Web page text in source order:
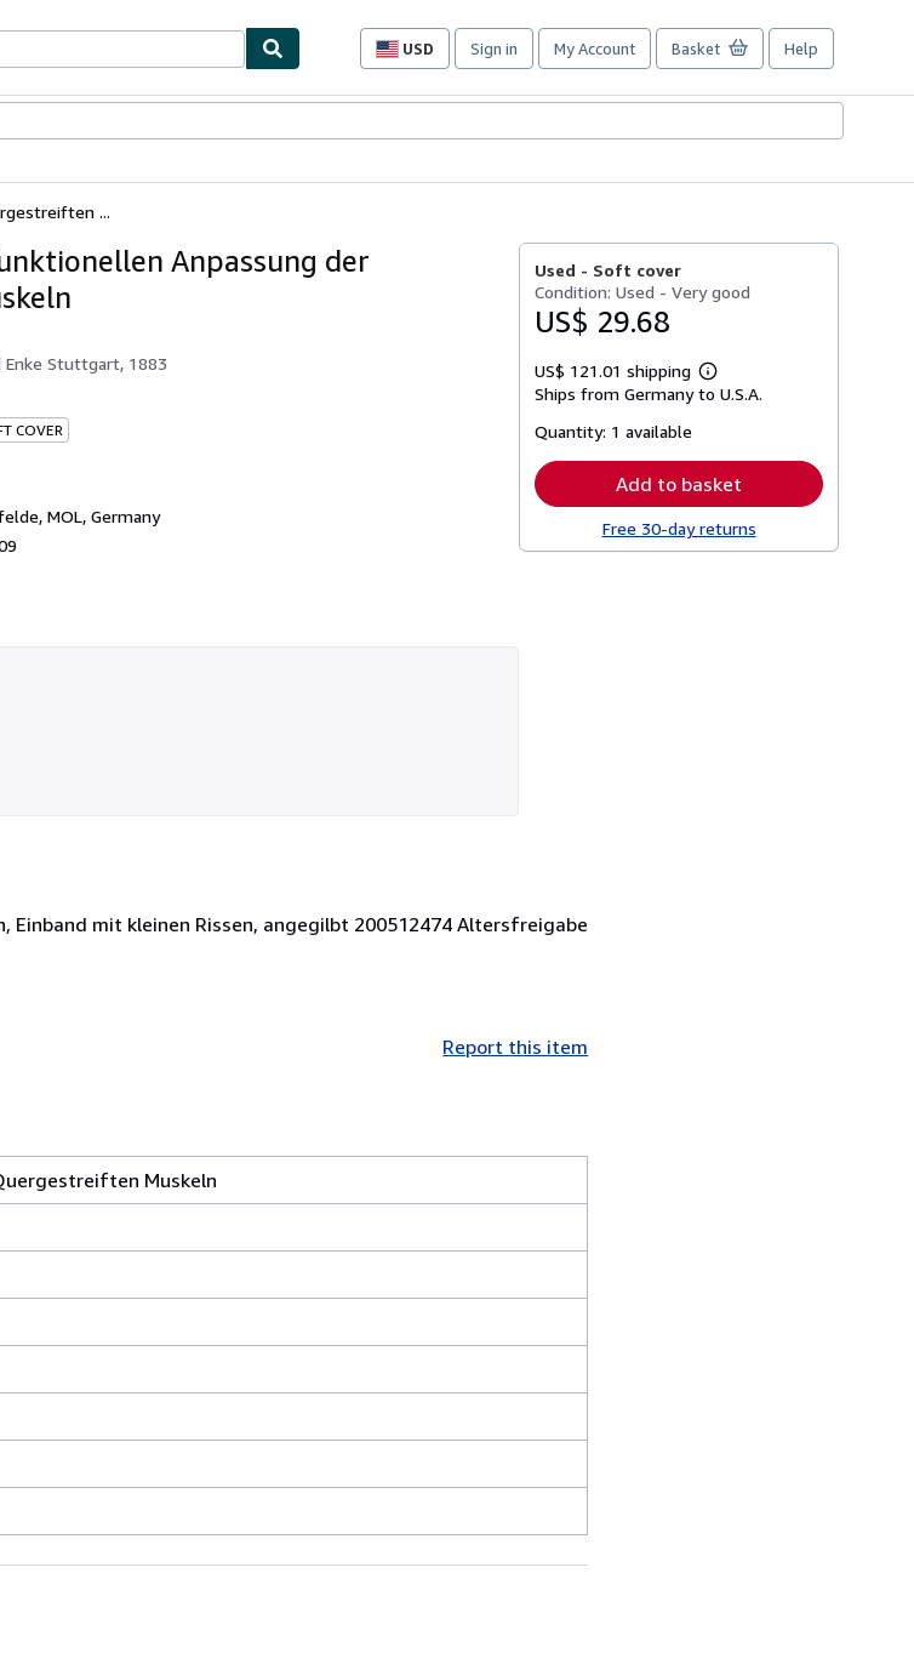
USD
Site
preferences
Sign in My Account Basket Help
...
Anpassung der
Enke Stuttgart, 1883
COVER
MOL, Germany
Used - Soft cover
Condition: Used - Very good
US$ 29.68
US$ 121.01 shipping
Learn
more
Ships from Germany to U.S.A.
Quantity: 1 available
Add to basket
Free 30-day returns
mit kleinen Rissen, angegilbt 200512474 Altersfreigabe
Report this item
Muskeln